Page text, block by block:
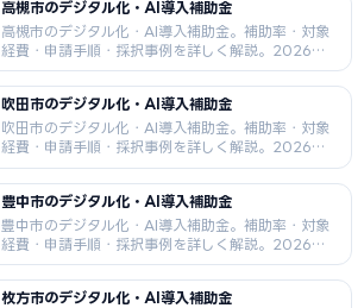
高槻市のデジタル化・AI導入補助金
高槻市のデジタル化・AI導入補助金。補助率・対象
経費・申請手順・採択事例を詳しく解説。2026年
最新版。
吹田市のデジタル化・AI導入補助金
吹田市のデジタル化・AI導入補助金。補助率・対象
経費・申請手順・採択事例を詳しく解説。2026年
最新版。
豊中市のデジタル化・AI導入補助金
豊中市のデジタル化・AI導入補助金。補助率・対象
経費・申請手順・採択事例を詳しく解説。2026年
最新版。
枚方市のデジタル化・AI導入補助金